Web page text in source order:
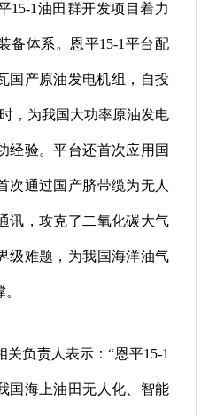
1油田群开发项目着力
备体系。恩平15-1平台配
国产原油发电机组，自投
，为我国大功率原油发电
经验。平台还首次应用国
次通过国产脐带缆为无人
讯，攻克了二氧化碳大气
级难题，为我国海洋油气
负责人表示：“恩平15-1
国海上油田无人化、智能